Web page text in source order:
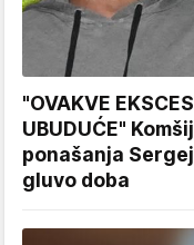
"OVAKVE
UBUDUĆE"
ponašanja
gluvo doba